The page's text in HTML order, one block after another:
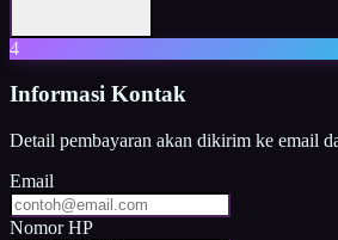
4
Informasi Kontak
Detail pembayaran akan dikirim ke email
Email
Nomor HP